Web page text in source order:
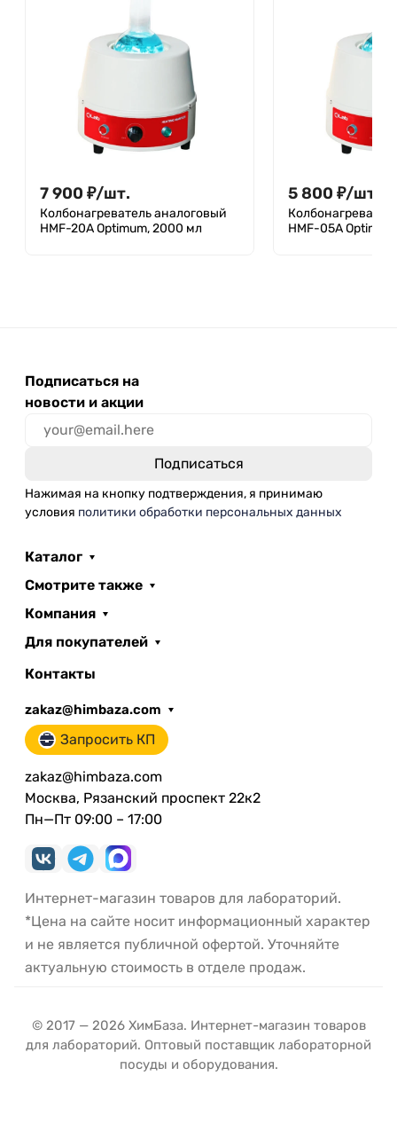
7 900 ₽/шт.
Колбонагреватель аналоговый
HMF-20A Optimum, 2000 мл
5 800 ₽/шт.
HMF-05A
Подписаться на
новости и акции
Нажимая на кнопку подтверждения, я принимаю
условия политики обработки персональных данных
Каталог
Смотрите также
Компания
Для покупателей
Контакты
zakaz@himbaza.com
Запросить КП
zakaz@himbaza.com
Москва, Рязанский проспект 22к2
Пн—Пт 09:00 – 17:00
Интернет-магазин товаров для лабораторий.
*Цена на сайте носит информационный характер
и не является публичной офертой. Уточняйте
актуальную стоимость в отделе продаж.
© 2017 — 2026 ХимБаза. Интернет-магазин товаров
для лабораторий. Оптовый поставщик лабораторной
посуды и оборудования.